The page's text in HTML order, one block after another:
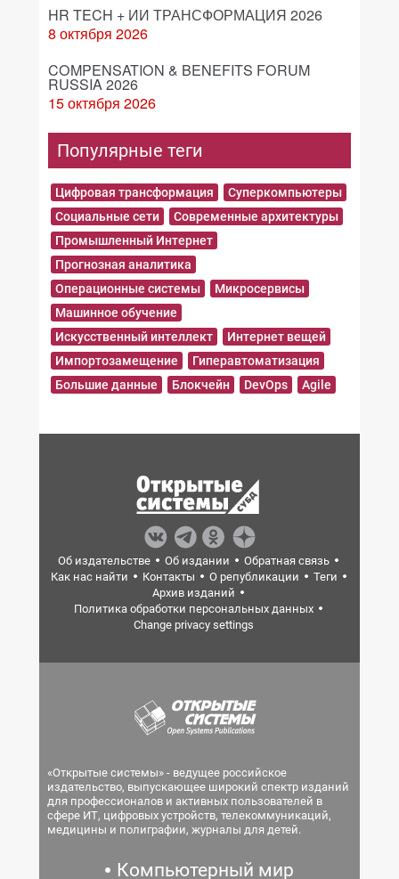
HR TECH + ИИ ТРАНСФОРМАЦИЯ 2026
8 октября 2026
COMPENSATION & BENEFITS FORUM
RUSSIA 2026
15 октября 2026
Популярные теги
Цифровая трансформация
Суперкомпьютеры
Социальные сети
Современные архитектуры
Промышленный Интернет
Прогнозная аналитика
Операционные системы
Микросервисы
Машинное обучение
Искусственный интеллект
Интернет вещей
Импортозамещение
Гиперавтоматизация
Большие данные
Блокчейн DevOps Agile
Об издательстве Об издании
Обратная связь
Как нас найти
Контакты О републикации
Теги
Архив изданий
Политика обработки персональных данных
Change privacy settings
«Открытые системы» - ведущее российское
издательство, выпускающее широкий спектр изданий
для профессионалов и активных пользователей в
сфере ИТ, цифровых устройств, телекоммуникаций,
медицины и полиграфии, журналы для детей.
Компьютерный мир